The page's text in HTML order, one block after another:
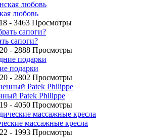
любовь
- 3463 Просмотры
сапоги?
- 2888 Просмотры
подарки
- 2802 Просмотры
Patek Philippe
- 4050 Просмотры
массажные кресла
- 1993 Просмотры